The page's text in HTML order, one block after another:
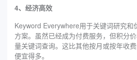
4、经济高效
Keyword Everywhere用于关键词研究和
方案。虽然已经成为付费服务，但积分
量关键词查询。这比其他按月或按年收
便宜得多。